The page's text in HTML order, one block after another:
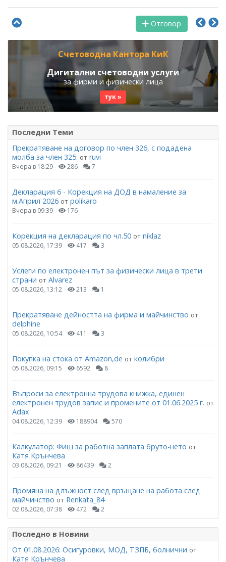
Отговор
Счетоводна Кантора КиК
Дигитални счетоводни услуги
за фирми и физически лица
тук »
Последни Теми
Прекратяване на договор по член 326, с подадена
молба за член 325. от ruvi
Вчера в 18:29 286 7
Декларация 6 - Корекция на ДОД в намаление за
м.Април 2026 от polikaro
Вчера в 09:39 176
Корекция на декларация по чл.50 от niklaz
05.08.2026, 17:39 417 3
Услеги по електронен път за физически лица в трети
страни от Alvarez
05.08.2026, 13:12 213 1
Прекратяване дейността на фирма и майчинство от
delphine
05.08.2026, 10:54 411 3
Покупка на стока от Amazon,de от колибри
05.08.2026, 09:15 6592 8
Въпроси за електронна трудова книжка, единен
електронен трудов запис и промените от 01.06.2025 г. от
Adax
04.08.2026, 12:39 188904 570
Калкулатор: Фиш за работна заплата бруто-нето от
Катя Крънчева
03.08.2026, 09:21 86439 2
Промяна на длъжност след връщане на работа след
майчинство от Renkata_84
02.08.2026, 07:38 472 2
Последно в Новини
От 01.08.2026: Осигуровки, МОД, ТЗПБ, болнични от
Катя Крънчева